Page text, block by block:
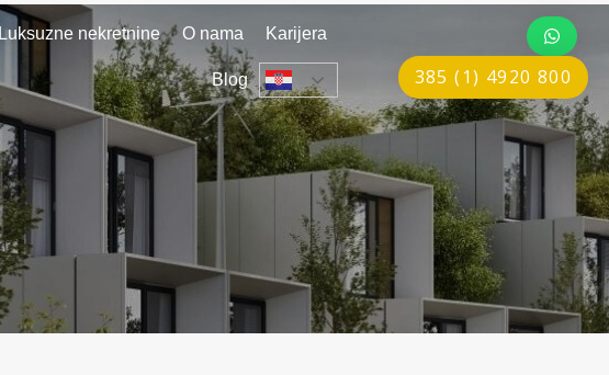
Luksuzne nekretnine O nama Karijera
Blog 385 (1) 4920 800